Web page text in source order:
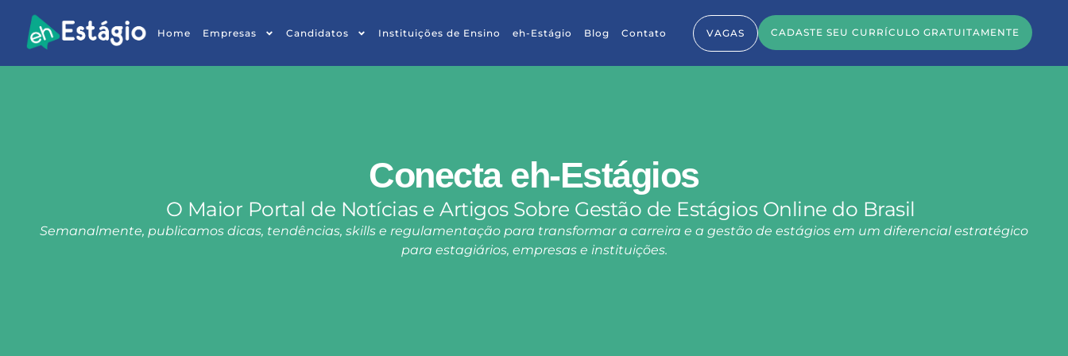
Home Empresas Candidatos Instituições de Ensino eh-Estágio Blog Contato CADASTE SEU CURRÍCULO GRATUITAMENTE
VAGAS
Conecta eh-Estágios
O Maior Portal de Notícias e Artigos Sobre Gestão de Estágios Online do Brasil
Semanalmente, publicamos dicas, tendências, skills e regulamentação para transformar a carreira e a gestão de estágios em um diferencial estratégico
para estagiários, empresas e instituições.